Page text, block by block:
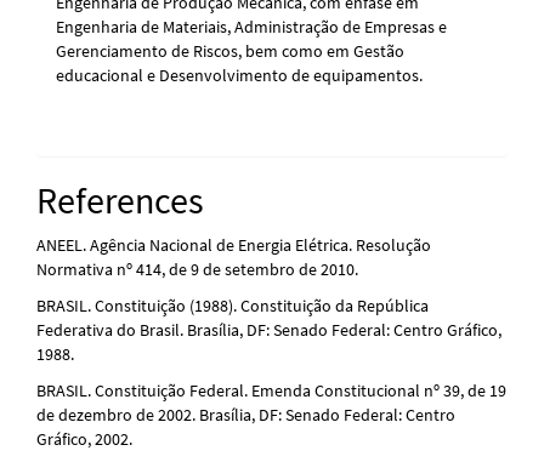
Engenharia de Materiais, Administração de Empresas e
Gerenciamento de Riscos, bem como em Gestão
educacional e Desenvolvimento de equipamentos.
References
ANEEL. Agência Nacional de Energia Elétrica. Resolução
Normativa nº 414, de 9 de setembro de 2010.
BRASIL. Constituição (1988). Constituição da República
Federativa do Brasil. Brasília, DF: Senado Federal: Centro Gráfico,
1988.
BRASIL. Constituição Federal. Emenda Constitucional nº 39, de 19
de dezembro de 2002. Brasília, DF: Senado Federal: Centro
Gráfico, 2002.